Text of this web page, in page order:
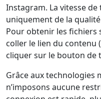
Instagram. La vitesse
uniquement de la
Pour obtenir les fichiers
coller le lien du contenu
cliquer sur le bouton de
Grâce aux technologies
n’imposons aucune